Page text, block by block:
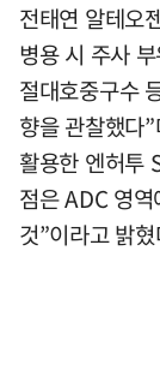
전태연 알테오
병용 시 주사
절대호중구수
향을 관찰했다
활용한 엔허투
점은 ADC 영
것”이라고 밝